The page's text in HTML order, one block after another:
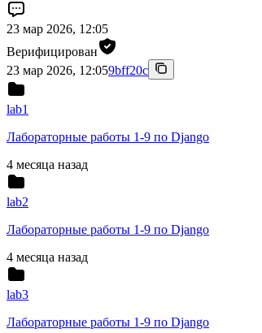
23 мар 2026, 12:05
Верифицирован
23 мар 2026, 12:059bff20c
lab1
Лабораторные работы 1-9 по Django
4 месяца назад
lab2
Лабораторные работы 1-9 по Django
4 месяца назад
lab3
Лабораторные работы 1-9 по Django